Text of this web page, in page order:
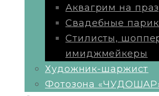
Аквагрим на
Свадебные
Стилисты,
имиджмейкеры
Художник-шаржист
Фотозона